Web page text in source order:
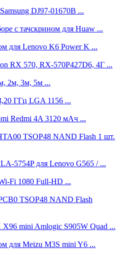
DJ97-01670B ...
с тачскрином для Huaw ...
для Lenovo K6 Power K ...
RX 570, RX-570P427D6, 4Г ...
2м, 3м, 5м ...
ГГц LGA 1156 ...
Redmi 4A 3120 мАч ...
TSOP48 NAND Flash 1 шт.
5754P для Lenovo G565 / ...
Fi 1080 Full-HD ...
TSOP48 NAND Flash
mini Amlogic S905W Quad ...
для Meizu M3S mini Y6 ...